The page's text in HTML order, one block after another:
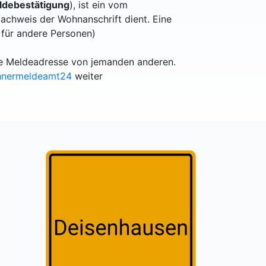
), ist ein vom
der Wohnanschrift dient. Eine
andere Personen)
von jemanden anderen.
weiter